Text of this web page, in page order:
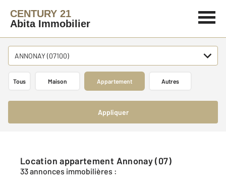
CENTURY 21
Abita Immobilier
ANNONAY (07100)
Tous Maison Appartement Autres
Appliquer
Location appartement Annonay (07)
33 annonces immobilières :